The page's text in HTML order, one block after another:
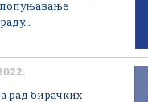
рад бирачких